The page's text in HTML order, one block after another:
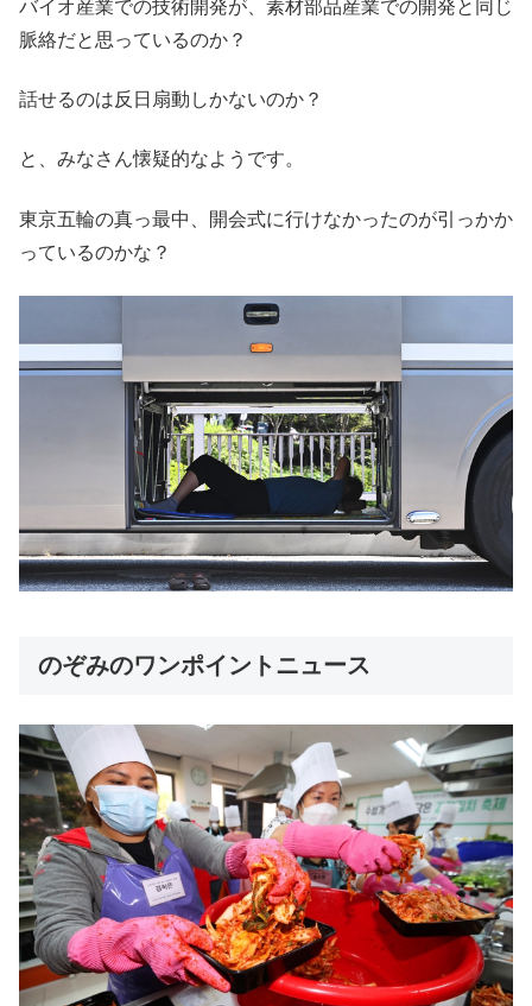
バイオ産業での技術開発が、素材部品産業での開発と同じ
脈絡だと思っているのか？
話せるのは反日扇動しかないのか？
と、みなさん懐疑的なようです。
東京五輪の真っ最中、開会式に行けなかったのが引っかか
っているのかな？
のぞみのワンポイントニュース